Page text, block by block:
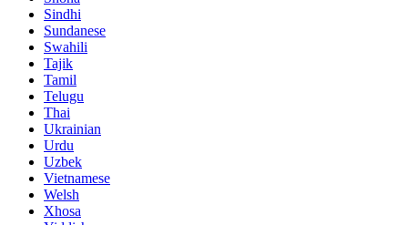
Sindhi
Sundanese
Swahili
Tajik
Tamil
Telugu
Thai
Ukrainian
Urdu
Uzbek
Vietnamese
Welsh
Xhosa